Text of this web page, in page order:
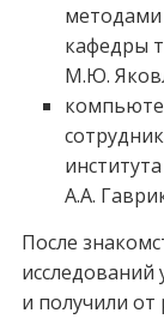
методами
кафедры
М.Ю.
А.А.
После
и получили